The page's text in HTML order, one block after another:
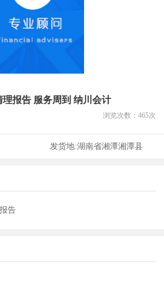
报告 服务周到 纳川会计
浏览次数： 465次
发货地:湖南省湘潭湘潭县
告